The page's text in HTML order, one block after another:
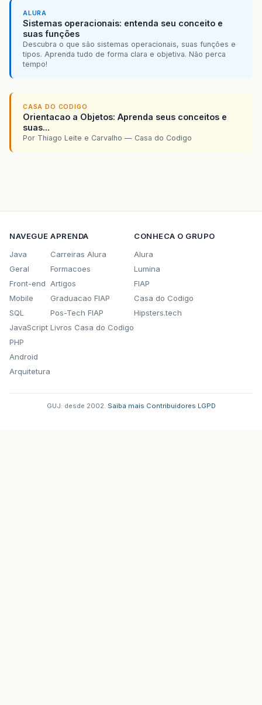
ALURA
Sistemas operacionais: entenda seu conceito e
suas funções
Descubra o que são sistemas operacionais, suas funções e
tipos. Aprenda tudo de forma clara e objetiva. Não perca
tempo!
CASA DO CODIGO
Orientacao a Objetos: Aprenda seus conceitos e
suas...
Por Thiago Leite e Carvalho — Casa do Codigo
NAVEGUE
Java
Geral
Front-end
Mobile
SQL
JavaScript
PHP
Android
Arquitetura
APRENDA
Carreiras Alura
Formacoes
Artigos
Graduacao FIAP
Pos-Tech FIAP
Livros Casa do Codigo
CONHECA O GRUPO
Alura
Lumina
FIAP
Casa do Codigo
Hipsters.tech
GUJ: desde 2002. Saiba mais Contribuidores LGPD